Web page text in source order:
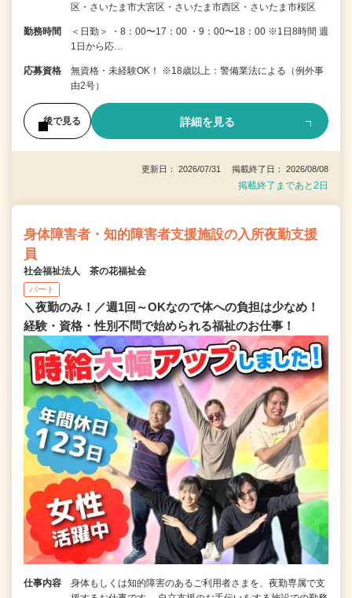
区・さいたま市大宮区・さいたま市西区・さいたま市桜区
勤務時間
＜日勤＞ ・8：00〜17：00 ・9：00〜18：00 ※1日8時間 週
1日から応…
応募資格
無資格・未経験OK！ ※18歳以上：警備業法による（例外事
由2号）
後で見る 詳細を見る
更新日： 2026/07/31 掲載終了日： 2026/08/08
掲載終了まであと2日
身体障害者・知的障害者支援施設の入所夜勤支援
員
社会福祉法人 茶の花福祉会
パート
＼夜勤のみ！／週1回～OKなので体への負担は少なめ！
経験・資格・性別不問で始められる福祉のお仕事！
仕事内容
身体もしくは知的障害のあるご利用者さまを、夜勤専属で支